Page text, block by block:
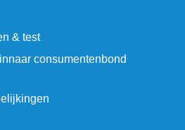
& test
consumentenbond